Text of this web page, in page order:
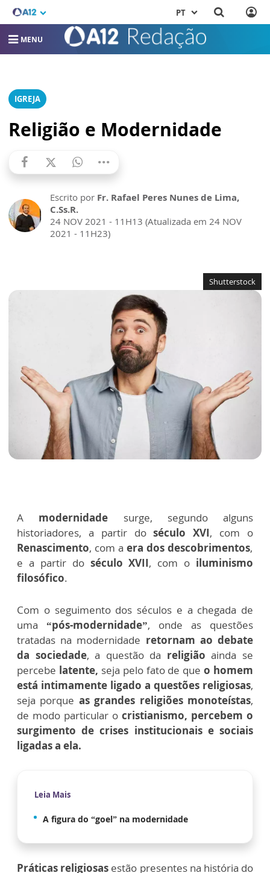
PT
MENU
IGREJA
Religião e Modernidade
Escrito por Fr. Rafael Peres Nunes de Lima,
C.Ss.R.
24 NOV 2021 - 11H13 (Atualizada em 24 NOV
2021 - 11H23)
Shutterstock
A modernidade surge, segundo alguns
historiadores, a partir doséculo XVI, com o
Renascimento, com a era dos descobrimentos,
e a partir do século XVII, com o iluminismo
filosófico.
Com o seguimento dos séculos e a chegada de
uma “pós-modernidade”, onde as questões
tratadas na modernidade retornam ao debate
da sociedade, a questão da religião ainda se
percebe latente, seja pelo fato de queo homem
está intimamente ligado a questões religiosas,
seja porque as grandes religiões monoteístas,
de modo particular o cristianismo, percebem o
surgimento de crises institucionais e sociais
ligadas a ela.
Leia Mais
A figura do “goel” na modernidade
Práticas religiosas estão presentes na história do